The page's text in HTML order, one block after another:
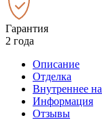
Гарантия
2 года
Описание
Отделка
Внутреннее
Информация
Отзывы